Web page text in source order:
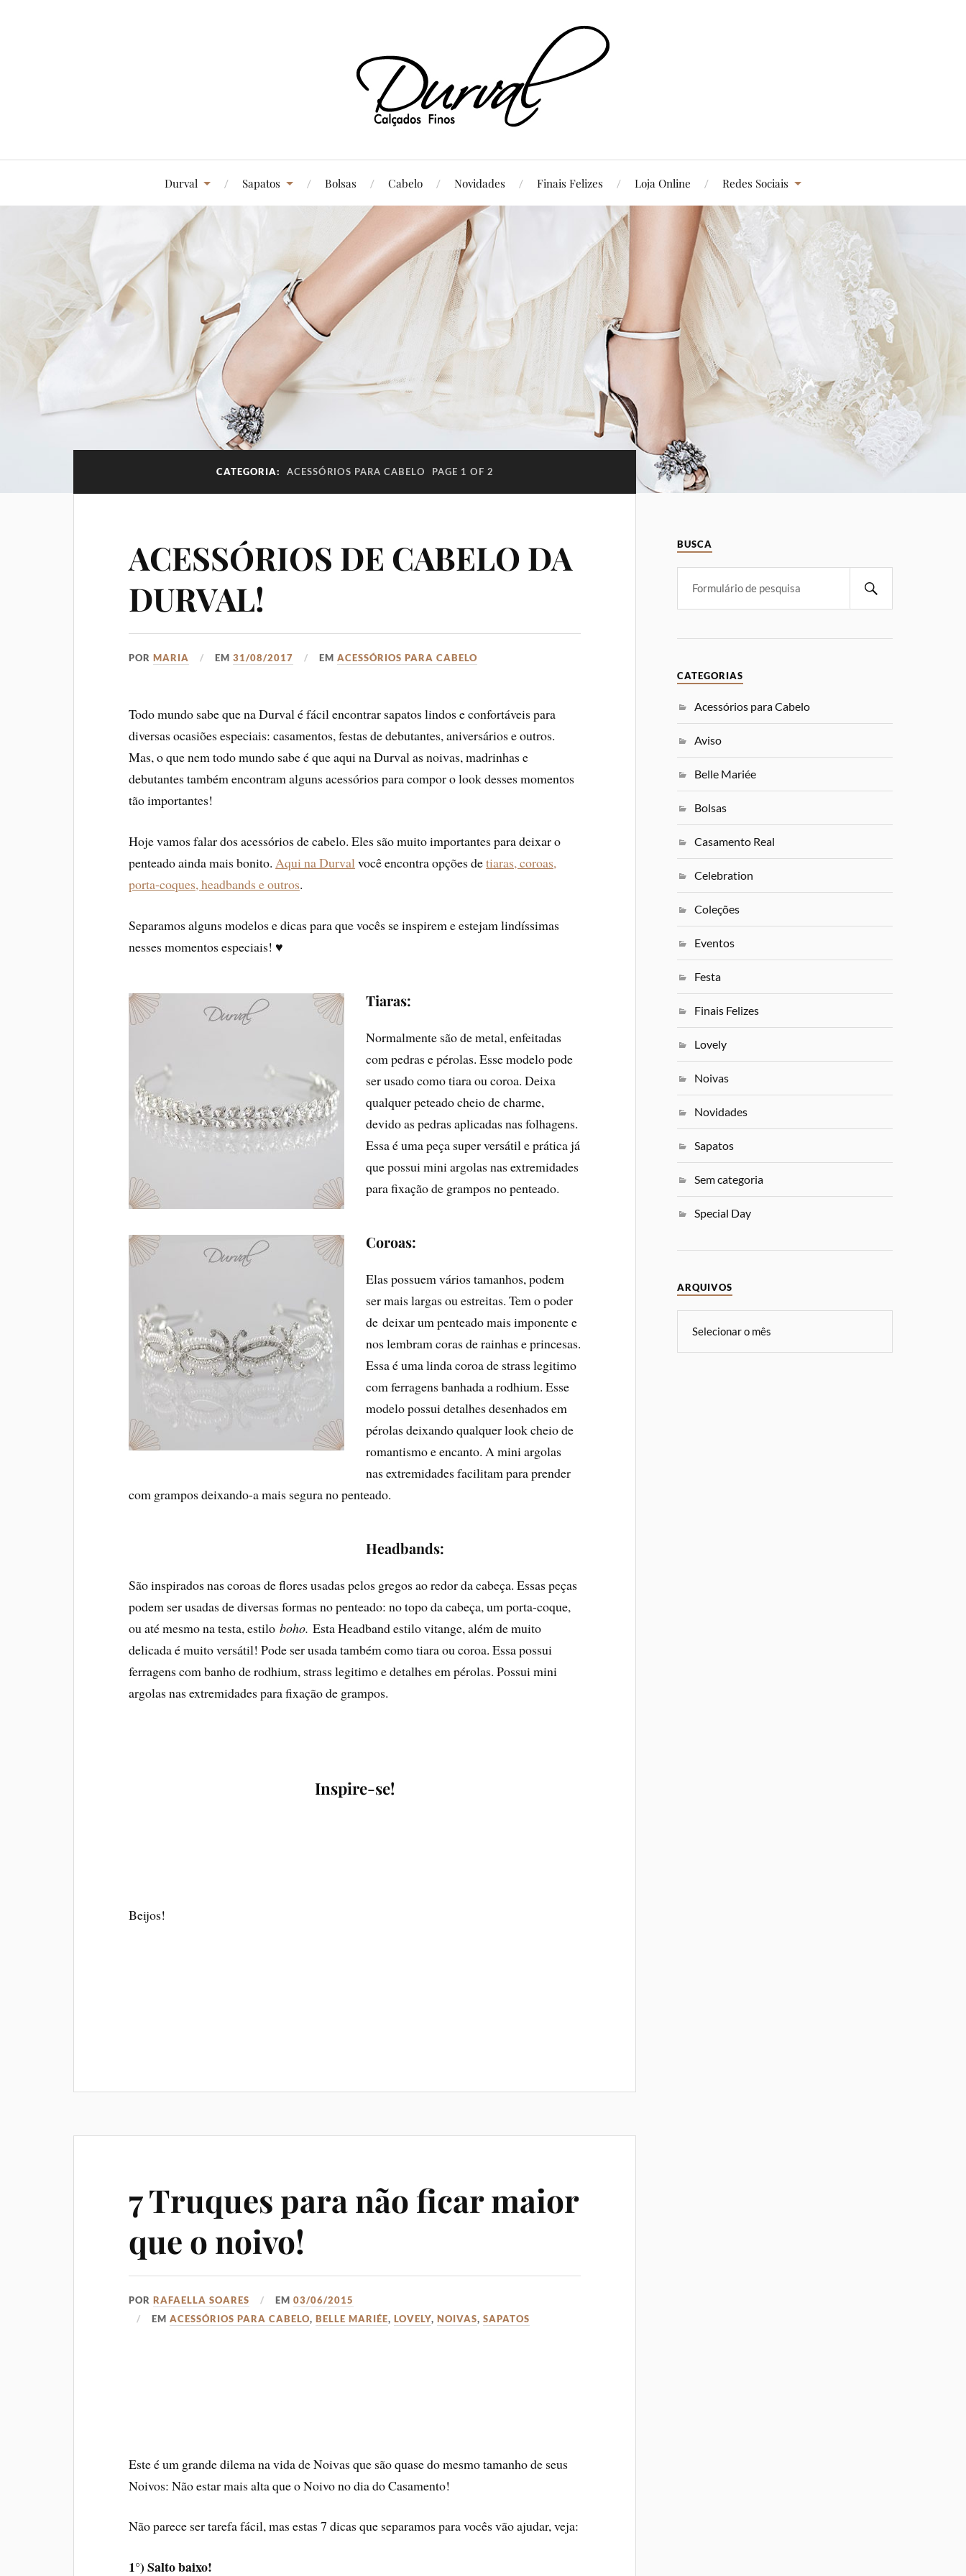
Durval Sapatos Bolsas Cabelo Novidades Finais Felizes Loja Online Redes Sociais
CATEGORIA: ACESSÓRIOS PARA CABELO PAGE 1 OF 2
ACESSÓRIOS DE CABELO DA
DURVAL!
PORMARIA EM31/08/2017 EMACESSÓRIOS PARA CABELO
Todo mundo sabe que na Durval é fácil encontrar sapatos lindos e confortáveis para
diversas ocasiões especiais: casamentos, festas de debutantes, aniversários e outros.
Mas, o que nem todo mundo sabe é que aqui na Durval as noivas, madrinhas e
debutantes também encontram alguns acessórios para compor o look desses momentos
tão importantes!
Hoje vamos falar dos acessórios de cabelo. Eles são muito importantes para deixar o
penteado ainda mais bonito. Aqui na Durval você encontra opções detiaras, coroas,
porta-coques, headbands e outros.
Separamos alguns modelos e dicas para que vocês se inspirem e estejam lindíssimas
nesses momentos especiais! ♥
Tiaras:
Normalmente são de metal, enfeitadas
com pedras e pérolas. Esse modelo pode
ser usado como tiara ou coroa. Deixa
qualquer peteado cheio de charme,
devido as pedras aplicadas nas folhagens.
Essa é uma peça super versátil e prática já
que possui mini argolas nas extremidades
para fixação de grampos no penteado.
Coroas:
Elas possuem vários tamanhos, podem
ser mais largas ou estreitas. Tem o poder
de deixar um penteado mais imponente e
nos lembram coras de rainhas e princesas.
Essa é uma linda coroa de strass legitimo
com ferragens banhada a rodhium. Esse
modelo possui detalhes desenhados em
pérolas deixando qualquer look cheio de
romantismo e encanto. A mini argolas
nas extremidades facilitam para prender
com grampos deixando-a mais segura no penteado.
Headbands:
São inspirados nas coroas de flores usadas pelos gregos ao redor da cabeça. Essas peças
podem ser usadas de diversas formas no penteado: no topo da cabeça, um porta-coque,
ou até mesmo na testa, estiloboho.Esta Headband estilo vitange, além de muito
delicada é muito versátil! Pode ser usada também como tiara ou coroa. Essa possui
ferragens com banho de rodhium, strass legitimo e detalhes em pérolas. Possui mini
argolas nas extremidades para fixação de grampos.
Inspire-se!
Beijos!
7 Truques para não ficar maior
que o noivo!
PORRAFAELLA SOARES EM03/06/2015
EMACESSÓRIOS PARA CABELO,BELLE MARIÉE,LOVELY,NOIVAS,SAPATOS
Este é um grande dilema na vida de Noivas que são quase do mesmo tamanho de seus
Noivos: Não estar mais alta que o Noivo no dia do Casamento!
Não parece ser tarefa fácil, mas estas 7 dicas que separamos para vocês vão ajudar, veja:
1°) Salto baixo!
BUSCA
CATEGORIAS
Acessórios para Cabelo
Aviso
Belle Mariée
Bolsas
Casamento Real
Celebration
Coleções
Eventos
Festa
Finais Felizes
Lovely
Noivas
Novidades
Sapatos
Sem categoria
Special Day
ARQUIVOS